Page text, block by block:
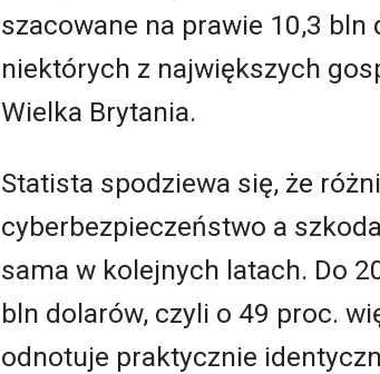
szacowane na prawie 10,3
niektórych z największych
Wielka Brytania.
Statista spodziewa się, że
cyberbezpieczeństwo a
sama w kolejnych latach. Do
bln dolarów, czyli o 49 proc.
odnotuje praktycznie